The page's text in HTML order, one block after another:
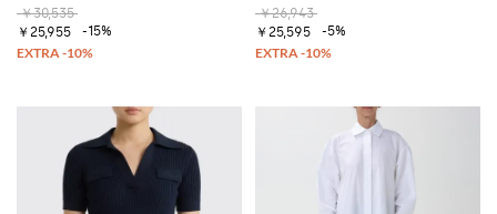
￥30,535
￥25,955
-15%
￥26,943
￥25,595
-5%